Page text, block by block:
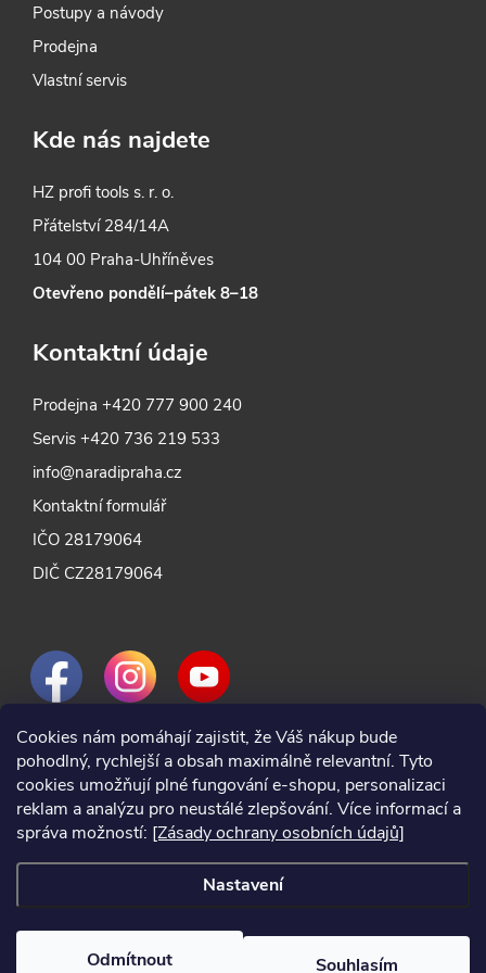
Cookies nám pomáhají zajistit, že Váš nákup bude
pohodlný, rychlejší a obsah maximálně relevantní. Tyto
cookies umožňují plné fungování e-shopu, personalizaci
reklam a analýzu pro neustálé zlepšování. Více informací a
správa možností: [Zásady ochrany osobních údajů]
Nastavení
Odmítnout Souhlasím
Postupy a návody
Prodejna
Vlastní servis
Kde nás najdete
HZ profi tools s. r. o.
Přátelství 284/14A
104 00 Praha-Uhříněves
Otevřeno pondělí–pátek 8–18
Kontaktní údaje
Prodejna+420 777 900 240
Servis+420 736 219 533
info@naradipraha.cz
Kontaktní formulář
IČO 28179064
DIČ CZ28179064